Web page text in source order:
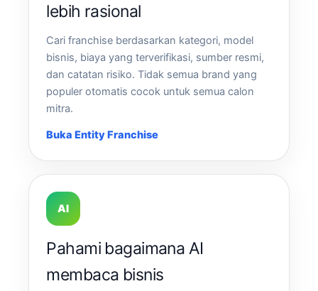
lebih rasional
Cari franchise berdasarkan kategori, model
bisnis, biaya yang terverifikasi, sumber resmi,
dan catatan risiko. Tidak semua brand yang
populer otomatis cocok untuk semua calon
mitra.
Buka Entity Franchise
AI
Pahami bagaimana AI
membaca bisnis